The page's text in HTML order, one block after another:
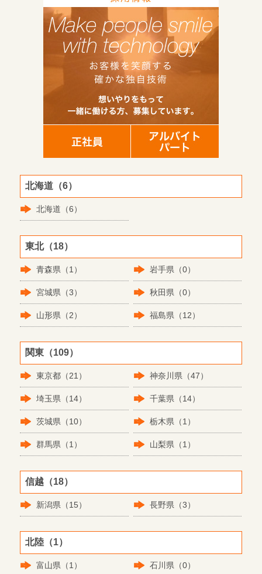
北海道（6）
北海道（6）
東北（18）
青森県（1） 岩手県（0）
宮城県（3） 秋田県（0）
山形県（2） 福島県（12）
関東（109）
東京都（21） 神奈川県（47）
埼玉県（14） 千葉県（14）
茨城県（10） 栃木県（1）
群馬県（1） 山梨県（1）
信越（18）
新潟県（15） 長野県（3）
北陸（1）
富山県（1） 石川県（0）